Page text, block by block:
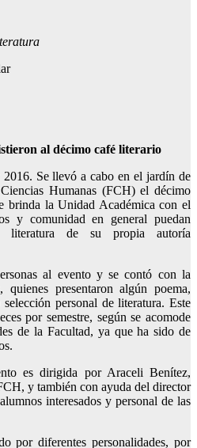
al décimo café literario
Se llevó a cabo en el jardín de
Humanas (FCH) el décimo
brinda la Unidad Académica con el
y comunidad en general puedan
literatura de su propia autoría
al evento y se contó con la
presentaron algún poema,
personal de literatura. Este
por semestre, según se acomode
de la Facultad, ya que ha sido de
es dirigida por Araceli Benítez,
y también con ayuda del director
interesados y personal de las
por diferentes personalidades, por